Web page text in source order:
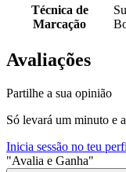
Técnica de
Marcação
Avaliações
Partilhe a sua opinião
Só levará um minuto e
Inicia sessão no teu
"Avalia e Ganha"